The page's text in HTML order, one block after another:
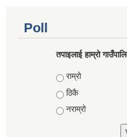
Poll
तपाइलाई हाम्रो
Choices
राम्रो
ठिकै
नराम्रो